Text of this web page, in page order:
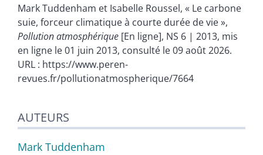
MarkTuddenham et Isabelle Roussel, « Le carbone
suie, forceur climatique à courte durée de vie »,
Pollution atmosphérique [En ligne], NS 6 | 2013, mis
en ligne le 01 juin 2013, consulté le 09 août 2026.
URL : https://www.peren-
revues.fr/pollutionatmospherique/7664
AUTEURS
Mark Tuddenham